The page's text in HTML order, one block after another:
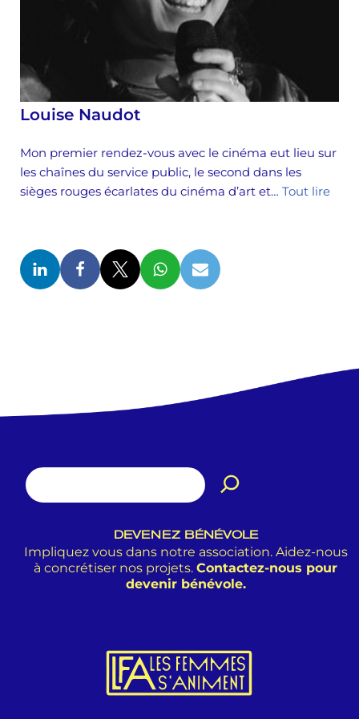
Louise Naudot
Mon premier rendez-vous avec le cinéma eut lieu sur
les chaînes du service public, le second dans les
sièges rouges écarlates du cinéma d’art et… Tout lire
DEVENEZ BÉNÉVOLE
Impliquez vous dans notre association. Aidez-nous
à concrétiser nos projets. Contactez-nous pour
devenir bénévole.